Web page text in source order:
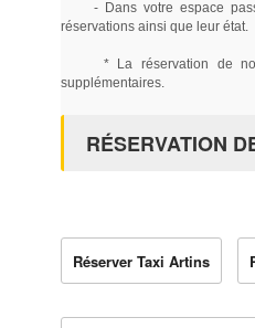
- Dans votre espace
réservations ainsi que leur état.
* La réservation de nos
supplémentaires.
RÉSERVATION
Réserver Taxi Artins